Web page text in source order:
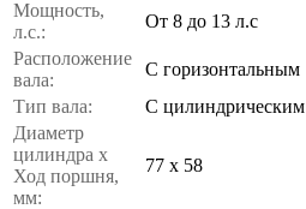
Мощность,
л.с.:
От 8 до 13 л.с
Расположение
вала:
С горизонтальным
Тип вала:
С цилиндрическим
Диаметр
цилиндра x
Ход поршня,
мм:
77 х 58